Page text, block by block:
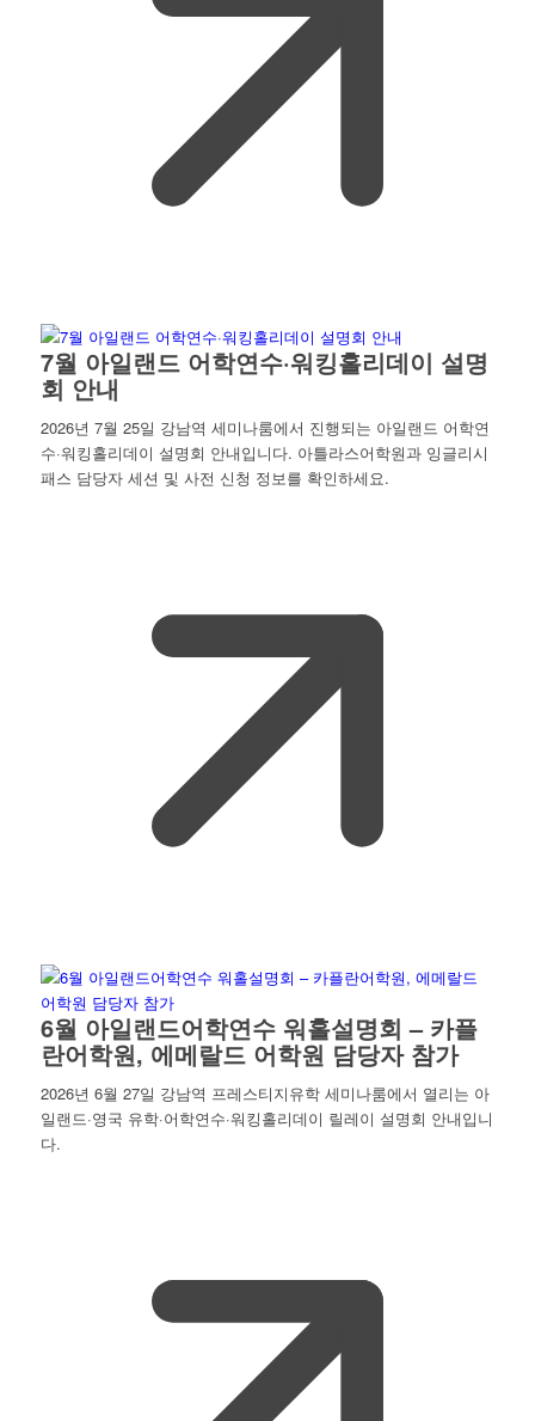
7월 아일랜드 어학연수·워킹홀리데이 설명
회 안내
2026년 7월 25일 강남역 세미나룸에서 진행되는 아일랜드 어학연
수·워킹홀리데이 설명회 안내입니다. 아틀라스어학원과 잉글리시
패스 담당자 세션 및 사전 신청 정보를 확인하세요.
6월 아일랜드어학연수 워홀설명회 – 카플
란어학원, 에메랄드 어학원 담당자 참가
2026년 6월 27일 강남역 프레스티지유학 세미나룸에서 열리는 아
일랜드·영국 유학·어학연수·워킹홀리데이 릴레이 설명회 안내입니
다.